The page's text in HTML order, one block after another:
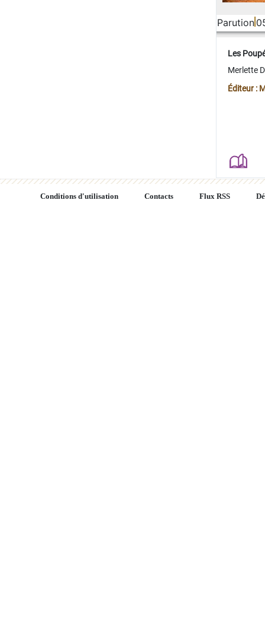
Parution
Les
Merlette
Éditeur :
Conditions d'utilisation Contacts Flux RSS